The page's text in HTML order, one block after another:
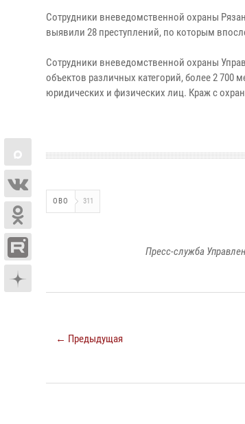
Сотрудники вневедомственной охраны
выявили 28 преступлений, по которым
Сотрудники вневедомственной охраны
объектов различных категорий, более 2 700
юридических и физических лиц. Краж с
ОВО 311
Пресс-служба
← Предыдущая